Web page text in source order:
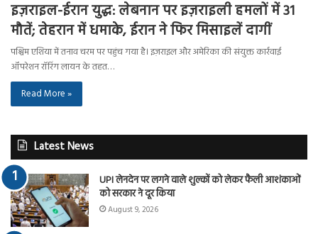
इज़राइल-ईरान युद्ध: लेबनान पर इज़राइली हमलों में 31
मौतें; तेहरान में धमाके, ईरान ने फिर मिसाइलें दागीं
पश्चिम एशिया में तनाव चरम पर पहुंच गया है। इज़राइल और अमेरिका की संयुक्त कार्रवाई
ऑपरेशन रॉरिंग लायन के तहत…
Read More »
Latest News
UPI लेनदेन पर लगने वाले शुल्कों को लेकर फैली आशंकाओं
को सरकार ने दूर किया
August 9, 2026